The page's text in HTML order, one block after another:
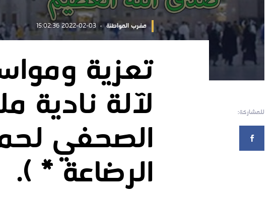
مغرب المواطنة 2022-02-03 15:02:36
للمشاركة:
تعزية
لآلة نادية
الصحفي
الرضاعة * ).